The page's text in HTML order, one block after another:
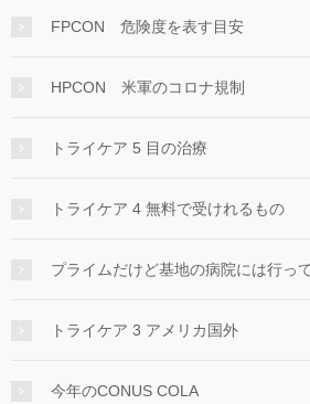
FPCON 危険度を表す目安
HPCON 米軍のコロナ規制
トライケア 5 目の治療
トライケア 4 無料で受けれるもの
プライムだけど基地の病院には行っ
トライケア 3 アメリカ国外
今年のCONUS COLA